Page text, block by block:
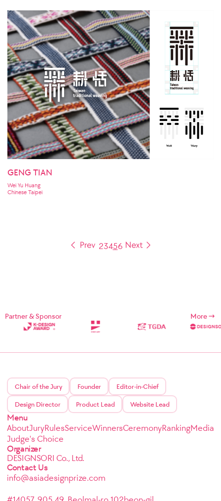
GENG TIAN
Wei Yu Huang
Chinese Taipei
23456
Partner & Sponsor More
Chair of the Jury Founder Editor-in-Chief
Design Director Product Lead Website Lead
Menu
AboutJuryRulesServiceWinnersCeremonyRankingMedia
Judge's Choice
Organizer
DESIGNSORI Co., Ltd.
Contact Us
info@asiadesignprize.com